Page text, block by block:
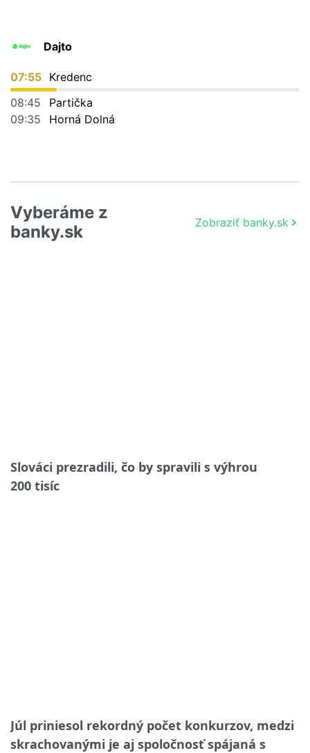
Dajto
07:55 Kredenc
08:45
Partička
09:35
Horná Dolná
Vyberáme z
banky.sk
Zobraziť banky.sk
Slováci prezradili, čo by spravili s výhrou
200 tisíc
Júl priniesol rekordný počet konkurzov, medzi
skrachovanými je aj spoločnosť spájaná s